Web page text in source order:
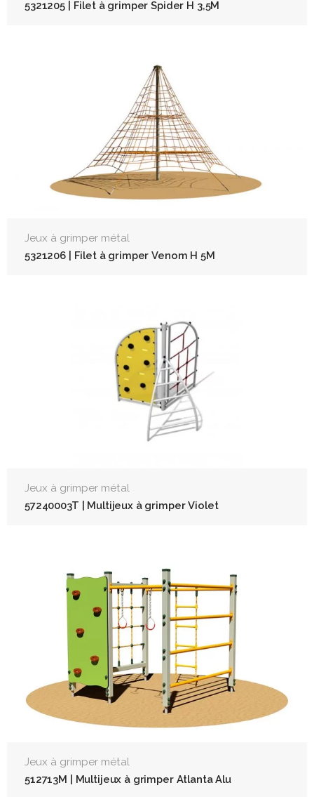
5321205 | Filet à grimper Spider H 3,5M
Jeux à grimper métal
5321206 | Filet à grimper Venom H 5M
Jeux à grimper métal
57240003T | Multijeux à grimper Violet
Jeux à grimper métal
512713M | Multijeux à grimper Atlanta Alu